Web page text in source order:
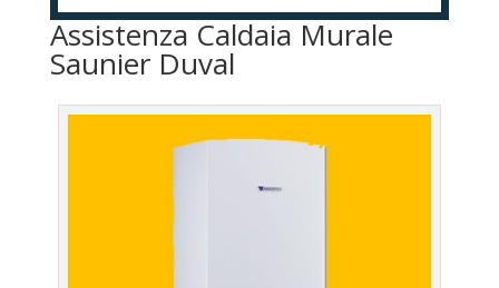
Assistenza Caldaia Murale
Saunier Duval